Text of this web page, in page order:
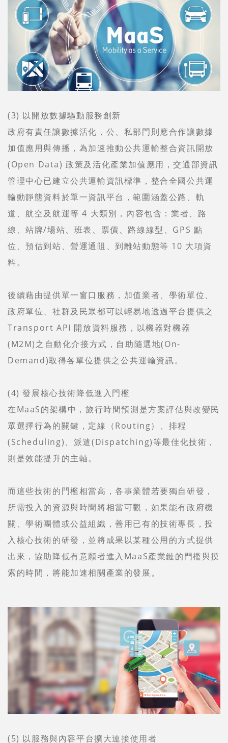
(3) 以開放數據驅動服務創新
政府有責任讓數據活化，公、私部門則應合作讓數據
加值應用與傳播，為加速推動公共運輸整合資訊開放
(Open Data) 政策及活化產業加值應用，交通部資訊
管理中心已建立公共運輸資訊標準，整合全國公共運
輸動靜態資料於單一資訊平台，範圍涵蓋公路、軌
道、航空及航運等 4 大類別，內容包含：業者、路
線、站牌/場站、班表、票價、路線線型、GPS 點
位、預估到站、營運通阻、到離站動態等 10 大項資
料。
後續藉由提供單一窗口服務，加值業者、學術單位、
政府單位、社群及民眾都可以輕易地透過平台提供之
Transport API 開放資料服務，以機器對機器
(M2M)之自動化介接方式，自助隨選地(On-
Demand)取得各單位提供之公共運輸資訊。
(4) 發展核心技術降低進入門檻
在MaaS的架構中，旅行時間預測是方案評估與改變民
眾選擇行為的關鍵，定線（Routing）、排程
(Scheduling)、派遣(Dispatching)等最佳化技術，
則是效能提升的主軸。
而這些技術的門檻相當高，各事業體若要獨自研發，
所需投入的資源與時間將相當可觀，如果能有政府機
關、學術團體或公益組織，善用已有的技術專長，投
入核心技術的研發，並將成果以某種公用的方式提供
出來，協助降低有意願者進入MaaS產業鏈的門檻與摸
索的時間，將能加速相關產業的發展。
(5) 以服務與內容平台擴大連接使用者